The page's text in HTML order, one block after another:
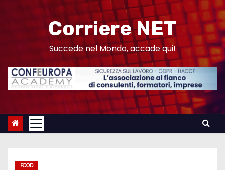
n
Corriere NET
Succede nel Mondo, accade qui!
FOOD